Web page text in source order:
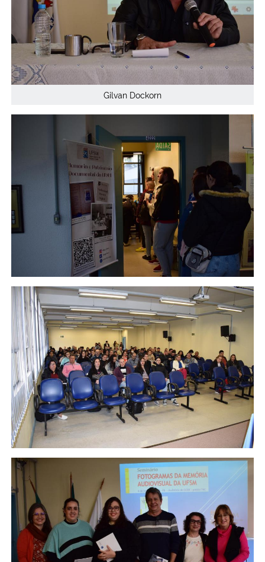
Gilvan Dockorn